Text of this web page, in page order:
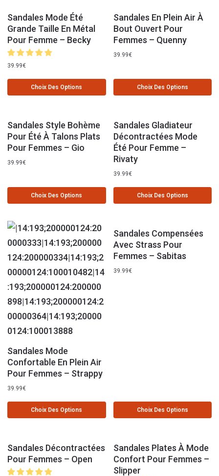
Sandales Mode Été
Grande Taille En Métal
Pour Femme – Becky
39.99€
Choix Des Options
Sandales En Plein Air À
Bout Ouvert Pour
Femmes – Quenny
39.99€
Choix Des Options
Sandales Style Bohème
Pour Été À Talons Plats
Pour Femmes – Gio
39.99€
Choix Des Options
Sandales Gladiateur
Décontractées Mode
Été Pour Femme –
Rivaty
39.99€
Choix Des Options
Sandales Mode
Confortable En Plein Air
Pour Femmes – Strappy
39.99€
Choix Des Options
Sandales Compensées
Avec Strass Pour
Femmes – Sabitas
39.99€
Choix Des Options
Sandales Décontractées
Pour Femmes – Open
Sandales Plates À Mode
Confort Pour Femmes –
Slipper